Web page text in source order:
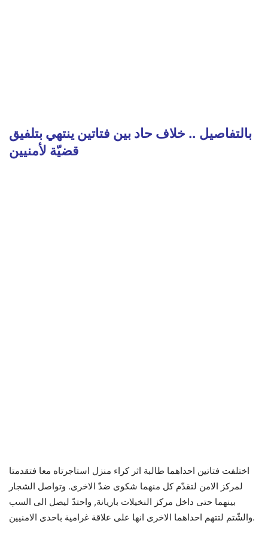
بالتفاصيل .. خلاف حاد بين فتاتين ينتهي بتلفيق
قضيّة لأمنيين
اختلفت فتاتين احداهما طالبة اثر كراء منزل استاجرتاه معا فتقدمتا
لمركز الامن لتقدّم كل منهما شكوى ضدّ الاخرى. وتواصل الشجار
بينهما حتى داخل مركز النخيلات باريانة, واحتدّ ليصل الى السب
والشّتم لتتهم احداهما الاخرى انها على علاقة غرامية باحدى الامنيين.